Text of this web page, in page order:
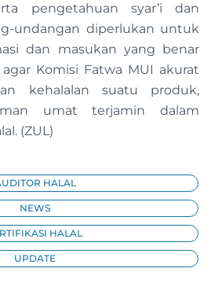
pengetahuan syar’i dan
undangan diperlukan untuk
dan masukan yang benar
Komisi Fatwa MUI akurat
kehalalan suatu produk,
umat terjamin dalam
(ZUL)
HALAL
NEWS
HALAL
UPDATE